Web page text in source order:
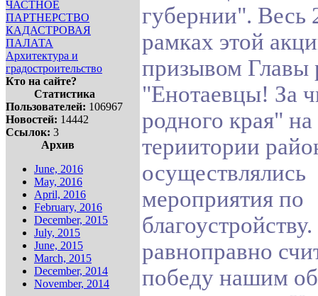
ЧАСТНОЕ
ПАРТНЕРСТВО
КАДАСТРОВАЯ
ПАЛАТА
Архитектура и
градостроительство
Кто на сайте?
Статистика
Пользователей: 106967
Новостей: 14442
Ссылок: 3
Архив
June, 2016
May, 2016
April, 2016
February, 2016
December, 2015
July, 2015
June, 2015
March, 2015
December, 2014
November, 2014
губернии". Весь
рамках этой
призывом Главы
"Енотаевцы! За
родного края" на
териитории
осуществлялись
мероприятия по
равноправно
победу нашим